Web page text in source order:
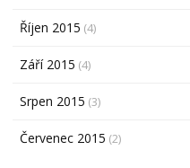
Říjen 2015 (4)
Září 2015 (4)
Srpen 2015 (3)
Červenec 2015 (2)